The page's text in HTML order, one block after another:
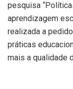
pesquisa
aprendizagem
realizada a
práticas
mais a qualidade